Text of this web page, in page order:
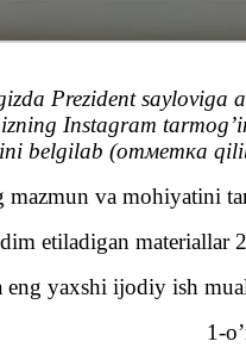
Prezident
Instagram
belgilab (отметка
va mohiyatini
etiladigan materiallar
yaxshi ijodiy ish
1-